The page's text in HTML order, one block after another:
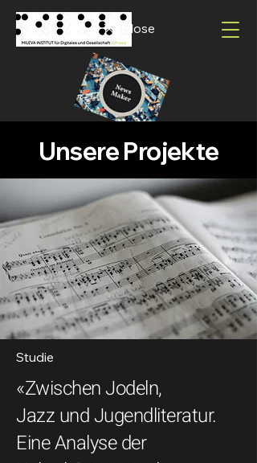
Close
Unsere Projekte
Studie
«Zwischen Jodeln,
Jazz und Jugendliteratur.
Eine Analyse der